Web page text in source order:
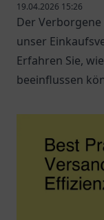
19.04.2026 15:26
Der
unser
Erfahren Sie,
beeinflussen